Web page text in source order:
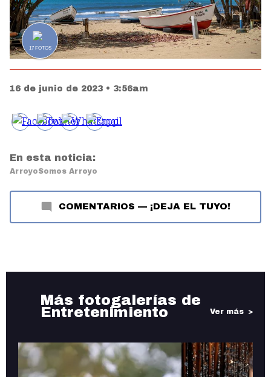
17FOTOS
16 de junio de 2023 • 3:56am
En esta noticia:
ArroyoSomos Arroyo
COMENTARIOS — ¡DEJA EL TUYO!
Más fotogalerías de
Entretenimiento Ver más